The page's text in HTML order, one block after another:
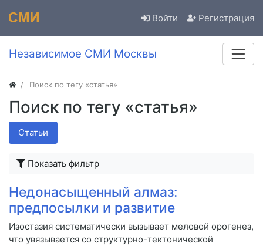
Войти Регистрация
Независимое СМИ Москвы
Поиск по тегу «статья»
Поиск по тегу «статья»
Статьи
Показать фильтр
Недонасыщенный алмаз:
предпосылки и развитие
Изостазия систематически вызывает меловой орогенез,
что увязывается со структурно-тектонической